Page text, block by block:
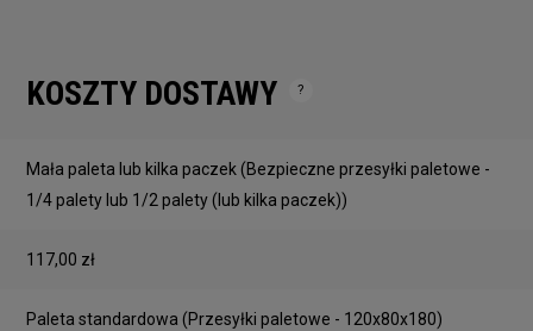
KOSZTY DOSTAWY
Mała paleta lub kilka paczek (Bezpieczne przesyłki paletowe -
1/4 palety lub 1/2 palety (lub kilka paczek))
117,00 zł
Paleta standardowa (Przesyłki paletowe - 120x80x180)